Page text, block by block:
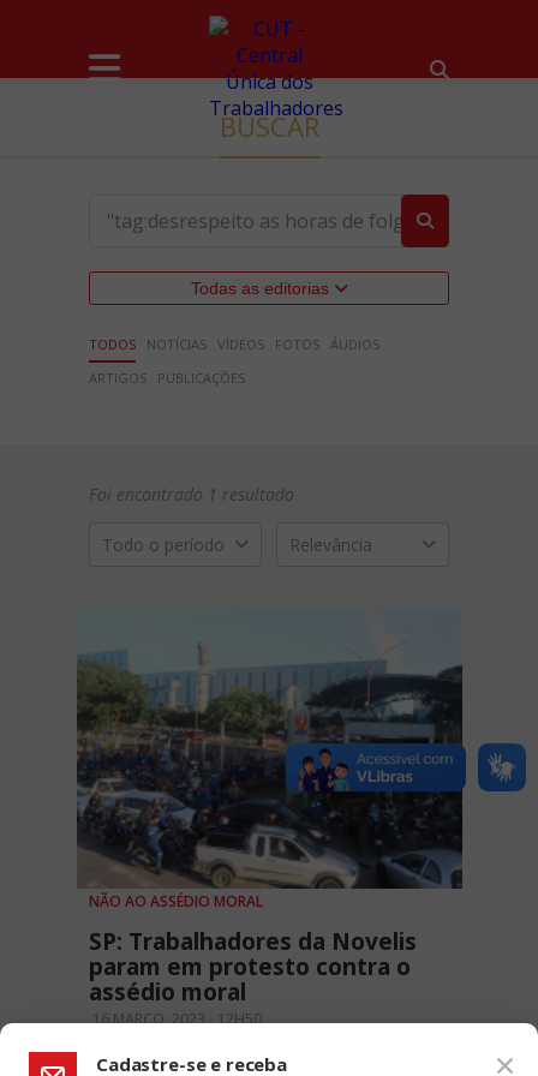
BUSCAR
Todas as editorias
TODOS NOTÍCIAS VÍDEOS FOTOS ÁUDIOS
ARTIGOS
PUBLICAÇÕES
Foi encontrado 1 resultado
Todo o período Relevância
NÃO AO ASSÉDIO MORAL
SP: Trabalhadores da Novelis
param em protesto contra o
assédio moral
16 MARÇO, 2023 - 12H50
Cadastre-se e receba